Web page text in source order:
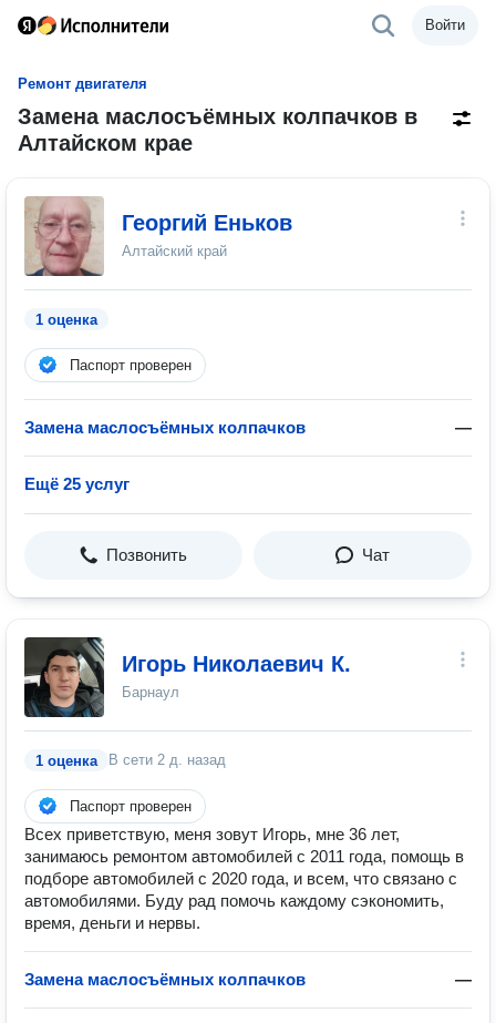
Войти
Ремонт двигателя
Замена маслосъёмных колпачков в
Алтайском крае
Георгий Еньков
Алтайский край
1 оценка
Паспорт проверен
Замена маслосъёмных колпачков —
Ещё 25 услуг
Позвонить Чат
Игорь Николаевич К.
Барнаул
1 оценка В сети 2 д. назад
Паспорт проверен
Всех приветствую, меня зовут Игорь, мне 36 лет,
занимаюсь ремонтом автомобилей с 2011 года, помощь в
подборе автомобилей с 2020 года, и всем, что связано с
автомобилями. Буду рад помочь каждому сэкономить,
время, деньги и нервы.
Замена маслосъёмных колпачков —